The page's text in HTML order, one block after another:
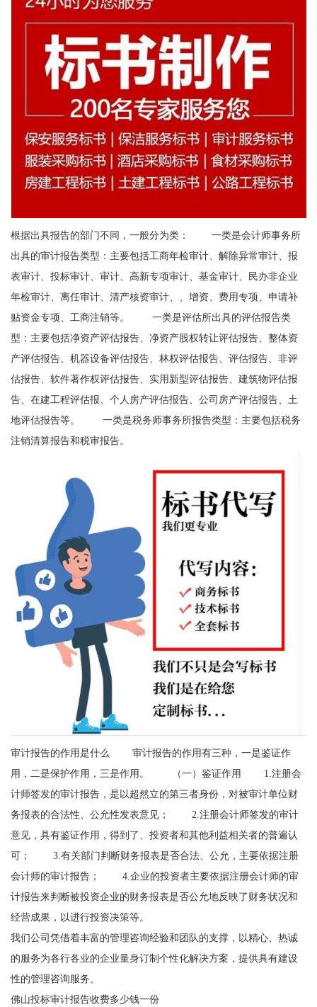
根据出具报告的部门不同，一般分为类： 一类是会计师事务所
出具的审计报告类型：主要包括工商年检审计、解除异常审计、报
表审计、投标审计、审计、高新专项审计、基金审计、民办非企业
年检审计、离任审计、清产核资审计、、增资、费用专项、申请补
贴资金专项、工商注销等。 一类是评估所出具的评估报告类
型：主要包括净资产评估报告、净资产股权转让评估报告、整体资
产评估报告、机器设备评估报告、林权评估报告、评估报告、非评
估报告、软件著作权评估报告、实用新型评估报告、建筑物评估报
告、在建工程评估报、个人房产评估报告、公司房产评估报告、土
地评估报告等。 一类是税务师事务所报告类型：主要包括税务
注销清算报告和税审报告。
审计报告的作用是什么 审计报告的作用有三种，一是鉴证作
用，二是保护作用，三是作用。 （一）鉴证作用 1.注册会
计师签发的审计报告，是以超然立的第三者身份，对被审计单位财
务报表的合法性、公允性发表意见； 2.注册会计师签发的审计
意见，具有鉴证作用，得到了、投资者和其他利益相关者的普遍认
可； 3.有关部门判断财务报表是否合法、公允，主要依据注册
会计师的审计报告； 4.企业的投资者主要依据注册会计师的审
计报告来判断被投资企业的财务报表是否公允地反映了财务状况和
经营成果，以进行投资决策等。
我们公司凭借着丰富的管理咨询经验和团队的支撑，以精心、热诚
的服务为各行各业的企业量身订制个性化解决方案，提供具有建设
性的管理咨询服务。
佛山投标审计报告收费多少钱一份